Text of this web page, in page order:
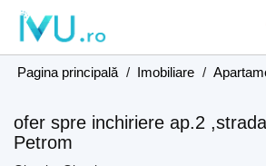
Pagina principală / Imobiliare /
ofer spre inchiriere ap.2
Petrom